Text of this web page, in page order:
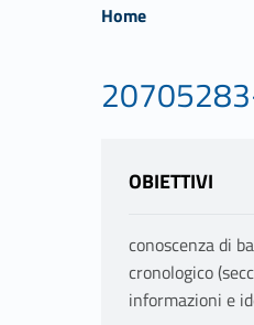
Home
OBIETTIVI
conoscenza di
cronologico
informazioni e